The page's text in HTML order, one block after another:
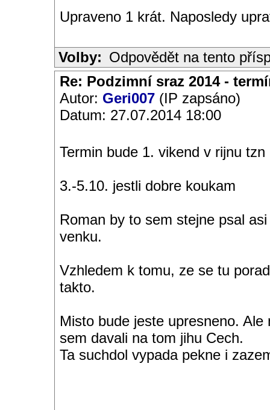
Upraveno 1 krát. Naposledy
Volby: Odpovědět na tento
Re: Podzimní sraz 2014 -
Autor: Geri007 (IP zapsáno)
Datum: 27.07.2014 18:00
Termin bude 1. vikend v rijnu tzn
3.-5.10. jestli dobre koukam
Roman by to sem stejne psal
venku.
Vzhledem k tomu, ze se tu
takto.
Misto bude jeste upresneno.
sem davali na tom jihu Cech.
Ta suchdol vypada pekne i